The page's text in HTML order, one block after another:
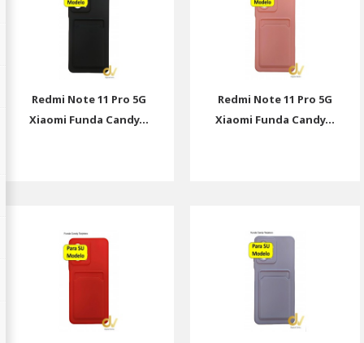
Redmi Note 11 Pro 5G
Xiaomi Funda Candy...
Redmi Note 11 Pro 5G
Xiaomi Funda Candy...